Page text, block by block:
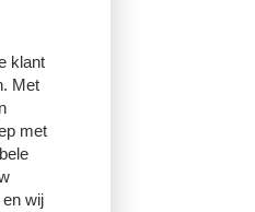
klant
Met
met
wij